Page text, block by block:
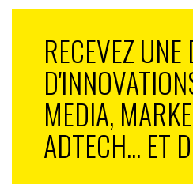
RECEVEZ UNE
MEDIA,
ADTECH... ET